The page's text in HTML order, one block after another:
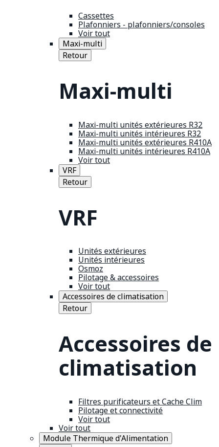
Cassettes
Plafonniers - plafonniers/consoles
Voir tout
Maxi-multi
Retour
Maxi-multi
Maxi-multi unités extérieures R32
Maxi-multi unités intérieures R32
Maxi-multi unités extérieures R410A
Maxi-multi unités intérieures R410A
Voir tout
VRF
Retour
VRF
Unités extérieures
Unités intérieures
Osmoz
Pilotage & accessoires
Voir tout
Accessoires de climatisation
Retour
Accessoires de
climatisation
Filtres purificateurs et Cache Clim
Pilotage et connectivité
Voir tout
Voir tout
Module Thermique d'Alimentation